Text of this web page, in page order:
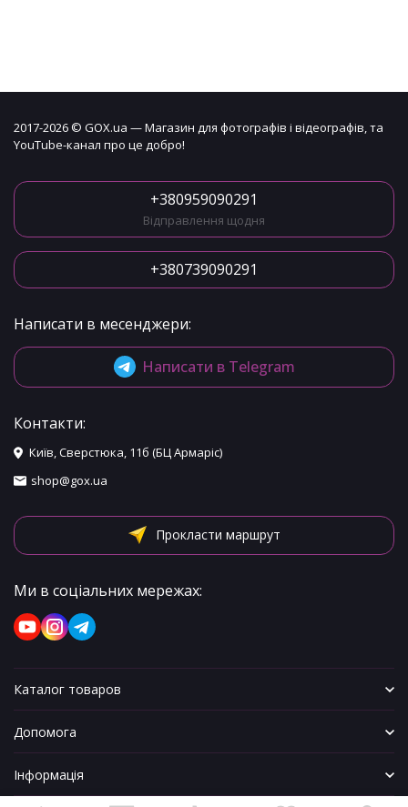
2017-2026 © GOX.ua — Магазин для фотографів і відеографів, та
YouTube-канал про це добро!
+380959090291
Відправлення щодня
+380739090291
Написати в месенджери:
Написати в Telegram
Контакти:
Київ, Сверстюка, 11б (БЦ Армаріс)
shop@gox.ua
Прокласти маршрут
Ми в соціальних мережах:
Каталог товаров
Допомога
Інформація